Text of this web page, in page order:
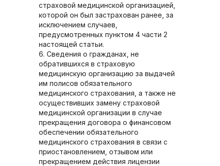
страховой медицинской организацией,
которой он был застрахован ранее, за
исключением случаев,
предусмотренных пунктом 4 части 2
настоящей статьи.
6. Сведения о гражданах, не
обратившихся в страховую
медицинскую организацию за выдачей
им полисов обязательного
медицинского страхования, а также не
осуществивших замену страховой
медицинской организации в случае
прекращения договора о финансовом
обеспечении обязательного
медицинского страхования в связи с
приостановлением, отзывом или
прекращением действия лицензии